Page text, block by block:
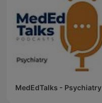
MedEdTalks - Psychiatry